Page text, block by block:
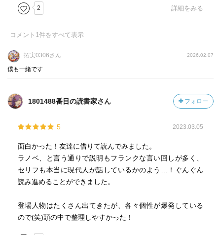
ウズメGJ！
五章：えっクシナダヒメはそれでいいの…？
くるカムムスヒ、やはりいいキャラしてる
七章：オオナムチ、改めオオクニヌシが主人公です。かっ
こよ。
てきて感極まる
九章：相撲の起源って国賭けてたんか。
十章：誓約出産あぶなすぎるよサクヤたん…
ここからなんだ！！
跋：いやーほんと阿礼も安麻呂もお疲れ様でした！！おも
しろかった！阿礼って実際にもこんな可愛い感じなんか
な。
2 詳細をみる
コメント 1件をすべて表示
拓実0306さん 2026.02.07
僕も一緒です
1801488番目の読書家さん フォロー
5 2023.03.05
面白かった！友達に借りて読んでみました。
ラノベ、と言う通りで説明もフランクな言い回しが多く、
セリフも本当に現代人が話しているかのよう…！ぐんぐん
読み進めることができました。
登場人物はたくさん出てきたが、各々個性が爆発している
ので(笑)頭の中で整理しやすかった！